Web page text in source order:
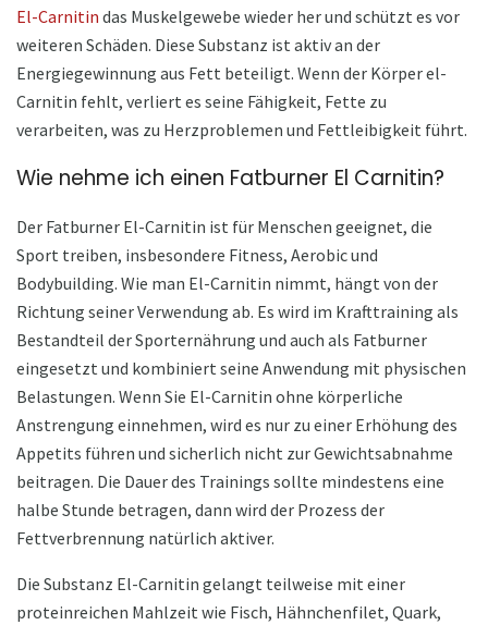
El-Carnitin das Muskelgewebe wieder her und schützt es vor
weiteren Schäden. Diese Substanz ist aktiv an der
Energiegewinnung aus Fett beteiligt. Wenn der Körper el-
Carnitin fehlt, verliert es seine Fähigkeit, Fette zu
verarbeiten, was zu Herzproblemen und Fettleibigkeit führt.
Wie nehme ich einen Fatburner El Carnitin?
Der Fatburner El-Carnitin ist für Menschen geeignet, die
Sport treiben, insbesondere Fitness, Aerobic und
Bodybuilding. Wie man El-Carnitin nimmt, hängt von der
Richtung seiner Verwendung ab. Es wird im Krafttraining als
Bestandteil der Sporternährung und auch als Fatburner
eingesetzt und kombiniert seine Anwendung mit physischen
Belastungen. Wenn Sie El-Carnitin ohne körperliche
Anstrengung einnehmen, wird es nur zu einer Erhöhung des
Appetits führen und sicherlich nicht zur Gewichtsabnahme
beitragen. Die Dauer des Trainings sollte mindestens eine
halbe Stunde betragen, dann wird der Prozess der
Fettverbrennung natürlich aktiver.
Die Substanz El-Carnitin gelangt teilweise mit einer
proteinreichen Mahlzeit wie Fisch, Hähnchenfilet, Quark,